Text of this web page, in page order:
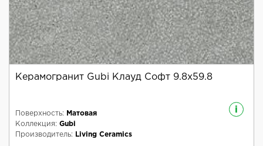
Керамогранит Gubi Клауд Софт 9.8x59.8
i
Поверхность:
Матовая
Коллекция: Gubi
Производитель:
Living Ceramics